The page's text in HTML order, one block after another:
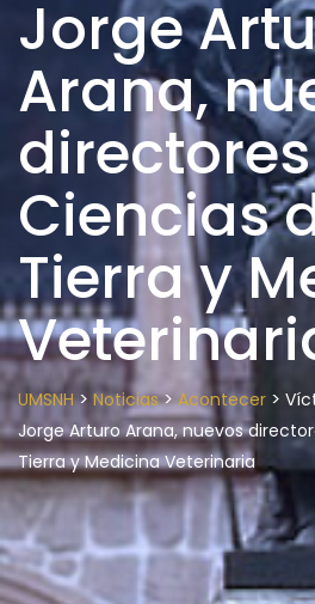
Jorge
Arana,
Ciencias
Tierra y
UMSNH> Noticias>Acontecer >
Jorge Arturo Arana, nuevos
Tierra y Medicina Veterinaria